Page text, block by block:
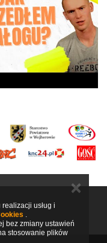
Tożsamosc - Piotr
Świadectwa
usług i
.
bez zmiany ustawień
stosowanie plików
✕